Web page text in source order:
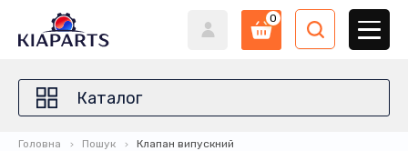
0
Каталог
Головна Пошук Клапан випускний